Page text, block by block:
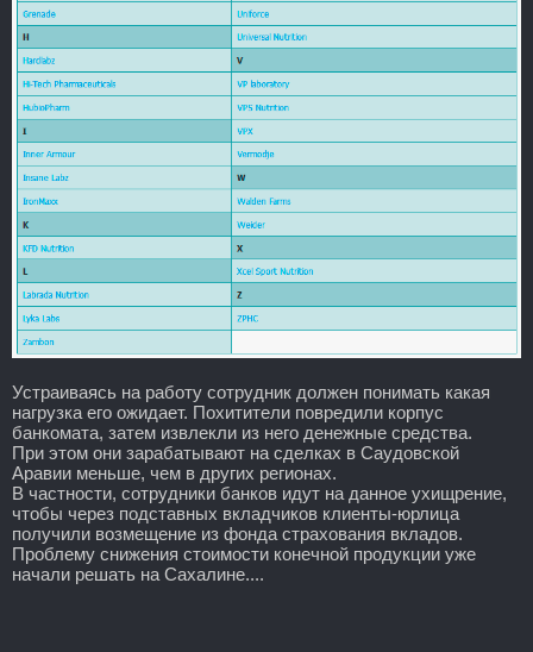
Устраиваясь на работу сотрудник должен понимать какая
нагрузка его ожидает. Похитители повредили корпус
банкомата, затем извлекли из него денежные средства.
При этом они зарабатывают на сделках в Саудовской
Аравии меньше, чем в других регионах.
В частности, сотрудники банков идут на данное ухищрение,
чтобы через подставных вкладчиков клиенты-юрлица
получили возмещение из фонда страхования вкладов.
Проблему снижения стоимости конечной продукции уже
начали решать на Сахалине....